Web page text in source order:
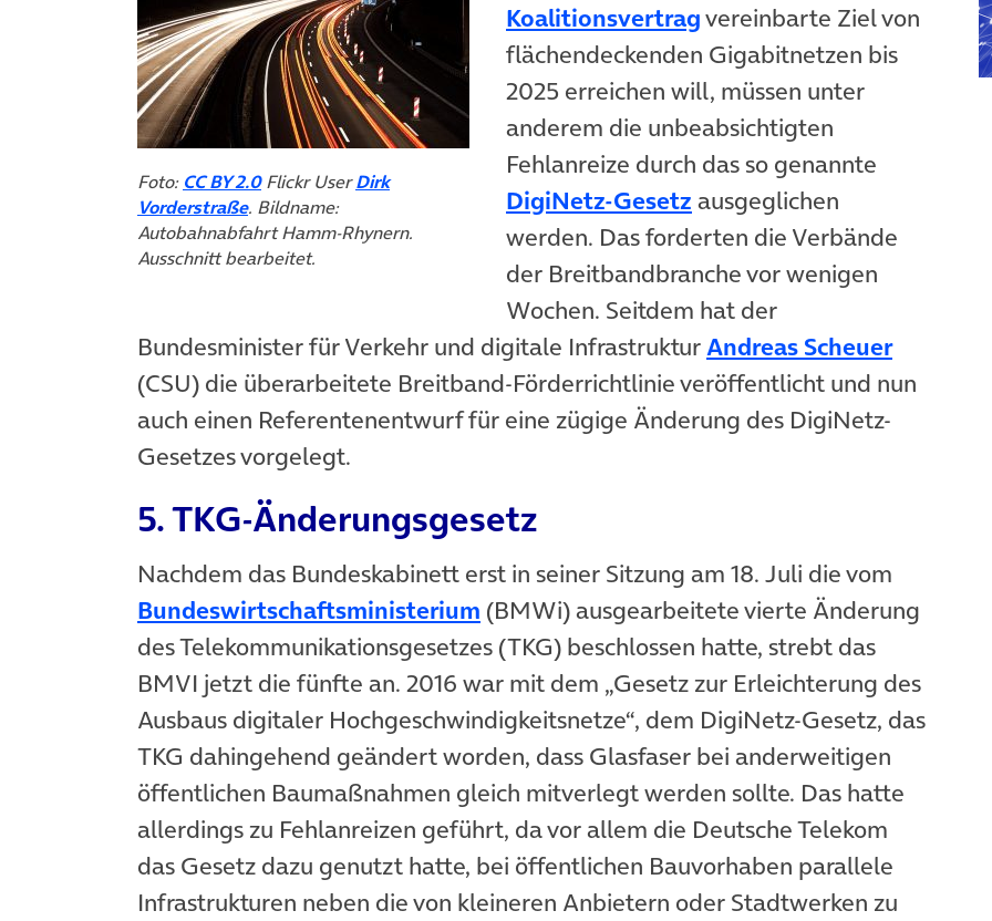
Foto: CC BY 2.0(öffnet in neuem Tab)
Flickr UserDirk
Vorderstraße(öffnet in neuem Tab)
. Bildname:
Autobahnabfahrt Hamm-Rhynern.
Ausschnitt bearbeitet.
Koalitionsvertrag(öffnet in neuem Tab)
vereinbarte Ziel von
flächendeckenden Gigabitnetzen bis
2025 erreichen will, müssen unter
anderem die unbeabsichtigten
Fehlanreize durch das so genannte
DigiNetz-Gesetz (öffnet in neuem Tab)
ausgeglichen
werden. Das forderten die Verbände
der Breitbandbranche vor wenigen
Wochen. Seitdem hat der
Bundesminister für Verkehr und digitale InfrastrukturAndreas Scheuer(öffnet
(CSU) die überarbeitete Breitband-Förderrichtlinie veröffentlicht und nun
auch einen Referentenentwurf für eine zügige Änderung des DigiNetz-
Gesetzes vorgelegt.
5. TKG-Änderungsgesetz
Nachdem das Bundeskabinett erst in seiner Sitzung am 18. Juli die vom
Bundeswirtschaftsministerium (öffnet in neuem Tab)
(BMWi) ausgearbeitete vierte Änderung
des Telekommunikationsgesetzes (TKG) beschlossen hatte, strebt das
BMVI jetzt die fünfte an. 2016 war mit dem „Gesetz zur Erleichterung des
Ausbaus digitaler Hochgeschwindigkeitsnetze“, dem DigiNetz-Gesetz, das
TKG dahingehend geändert worden, dass Glasfaser bei anderweitigen
öffentlichen Baumaßnahmen gleich mitverlegt werden sollte. Das hatte
allerdings zu Fehlanreizen geführt, da vor allem die Deutsche Telekom
das Gesetz dazu genutzt hatte, bei öffentlichen Bauvorhaben parallele
Infrastrukturen neben die von kleineren Anbietern oder Stadtwerken zu